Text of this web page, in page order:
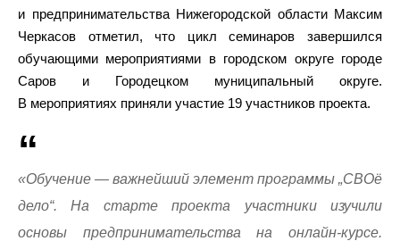
и предпринимательства Нижегородской области Максим
Черкасов отметил, что цикл семинаров завершился
обучающими мероприятиями в городском округе городе
Саров и Городецком муниципальный округе.
В мероприятиях приняли участие 19 участников проекта.
«Обучение — важнейший элемент программы „СВОё
дело“. На старте проекта участники изучили
основы предпринимательства на онлайн-курсе.